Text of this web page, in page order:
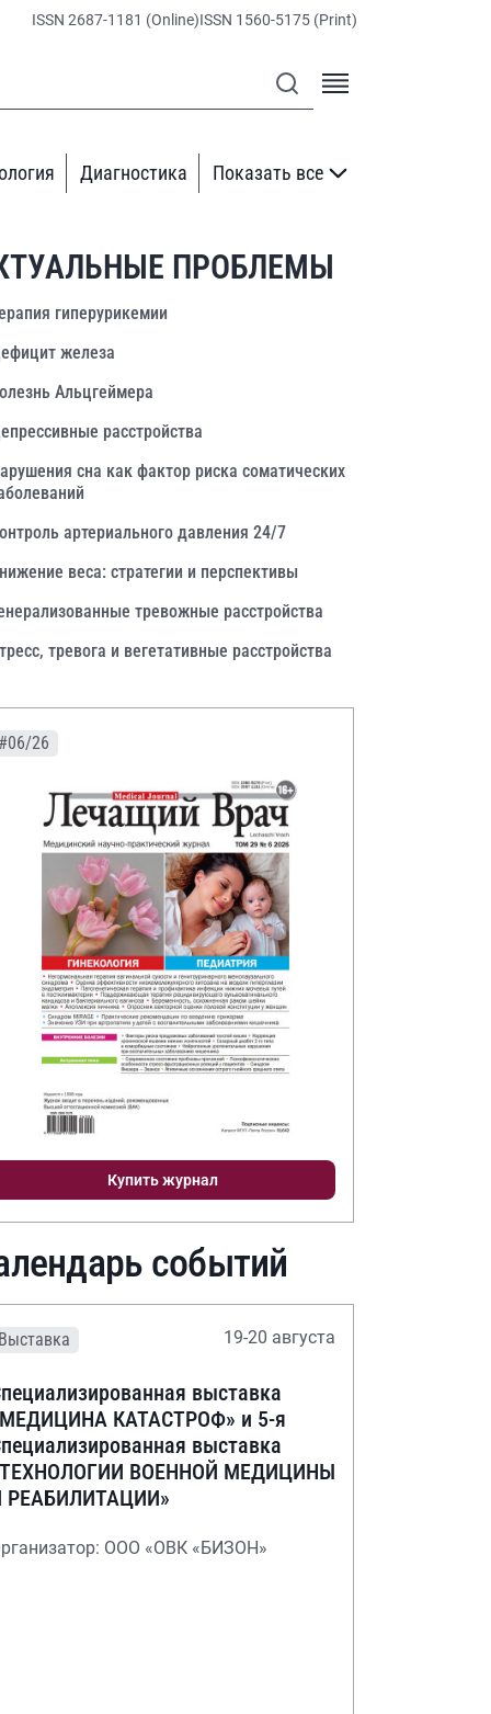
ISSN 2687-1181 (Online)ISSN 1560-5175 (Print)
Диагностика Показать все
ПРОБЛЕМЫ
гиперурикемии
железа
Альцгеймера
расстройства
сна как фактор риска соматических
артериального давления 24/7
веса: стратегии и перспективы
тревожные расстройства
тревога и вегетативные расстройства
#06/26
Купить журнал
событий
Выставка 19-20 августа
выставка
КАТАСТРОФ» и 5-я
выставка
ВОЕННОЙ МЕДИЦИНЫ
РЕАБИЛИТАЦИИ»
ООО «ОВК «БИЗОН»